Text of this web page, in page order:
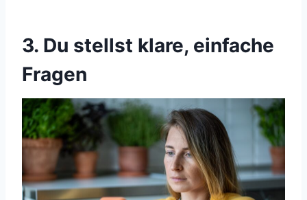
3. Du stellst klare, einfache
Fragen